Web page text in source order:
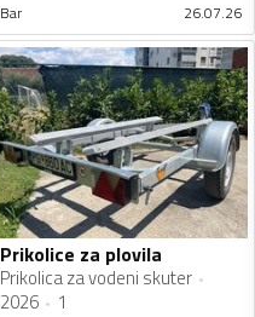
Bar 26.07.26
Prikolice za plovila
Prikolica za vodeni skuter
2026
1